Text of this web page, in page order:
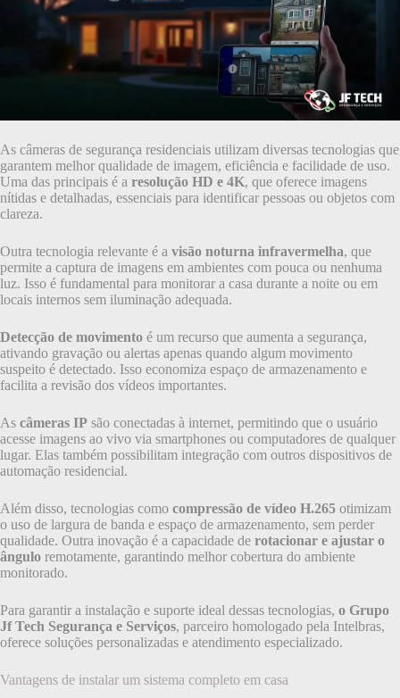
As câmeras de segurança residenciais utilizam diversas tecnologias que
garantem melhor qualidade de imagem, eficiência e facilidade de uso.
Uma das principais é a resolução HD e 4K, que oferece imagens
nítidas e detalhadas, essenciais para identificar pessoas ou objetos com
clareza.
Outra tecnologia relevante é a visão noturna infravermelha, que
permite a captura de imagens em ambientes com pouca ou nenhuma
luz. Isso é fundamental para monitorar a casa durante a noite ou em
locais internos sem iluminação adequada.
Detecção de movimento é um recurso que aumenta a segurança,
ativando gravação ou alertas apenas quando algum movimento
suspeito é detectado. Isso economiza espaço de armazenamento e
facilita a revisão dos vídeos importantes.
As câmeras IP são conectadas à internet, permitindo que o usuário
acesse imagens ao vivo via smartphones ou computadores de qualquer
lugar. Elas também possibilitam integração com outros dispositivos de
automação residencial.
Além disso, tecnologias como compressão de vídeo H.265 otimizam
o uso de largura de banda e espaço de armazenamento, sem perder
qualidade. Outra inovação é a capacidade de rotacionar e ajustar o
ângulo remotamente, garantindo melhor cobertura do ambiente
monitorado.
Para garantir a instalação e suporte ideal dessas tecnologias, o Grupo
Jf Tech Segurança e Serviços, parceiro homologado pela Intelbras,
oferece soluções personalizadas e atendimento especializado.
Vantagens de instalar um sistema completo em casa